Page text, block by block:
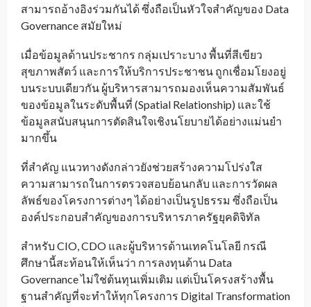
สามารถอ้างอิงร่วมกันได้ ซึ่งถือเป็นหัวใจสำคัญของ Data
Governance สมัยใหม่
เมื่อข้อมูลด้านประชากร กลุ่มเปราะบาง พื้นที่สีเขียว
สุขภาพสัตว์ และการให้บริการประชาชน ถูกเชื่อมโยงอยู่
บนระบบเดียวกัน ผู้บริหารสามารถมองเห็นความสัมพันธ์
ของข้อมูลในระดับพื้นที่ (Spatial Relationship) และใช้
ข้อมูลสนับสนุนการตัดสินใจเชิงนโยบายได้อย่างแม่นยำ
มากขึ้น
ที่สำคัญ แนวทางดังกล่าวยังช่วยสร้างความโปร่งใส
ความสามารถในการตรวจสอบย้อนกลับ และการวัดผล
ลัพธ์ของโครงการต่างๆ ได้อย่างเป็นรูปธรรม ซึ่งถือเป็น
องค์ประกอบสำคัญของการบริหารภาครัฐยุคดิจิทัล
สำหรับ CIO, CDO และผู้บริหารด้านเทคโนโลยี กรณี
ศึกษานี้สะท้อนให้เห็นว่า การลงทุนด้าน Data
Governance ไม่ใช่ต้นทุนเพิ่มเติม แต่เป็นโครงสร้างพื้น
ฐานสำคัญที่จะทำให้ทุกโครงการ Digital Transformation